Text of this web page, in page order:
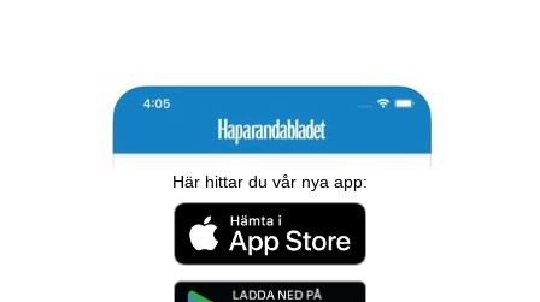
Här hittar du vår nya app: